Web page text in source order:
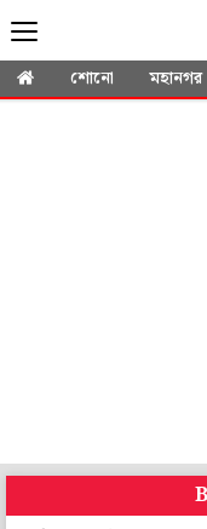
শোনো মহানগর